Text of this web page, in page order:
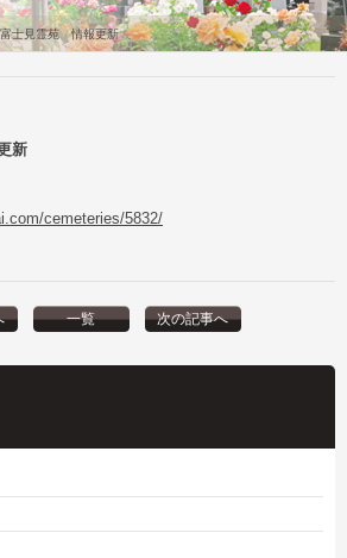
士見霊苑 情報更新
新
cemeteries/5832/
一覧 次の記事へ